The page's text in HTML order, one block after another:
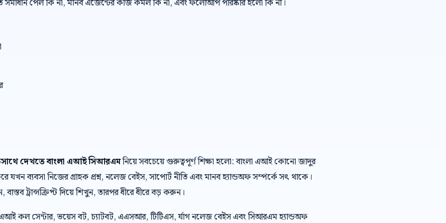
সমাধান পেল কি না, মানব এজেন্টের কাজ কমল কি না, এবং ফলোআপ পরিষ্কার হলো কি না।
দেখতে বাংলা এআই সিআরএমনিয়ে সবচেয়ে গুরুত্বপূর্ণ শিক্ষা হলো: বাংলা এআই কোনো জাদুর
ব্যবসা নিজের গ্রাহক প্রশ্ন, নলেজ বেইস, সাপোর্ট নীতি এবং মানব হ্যান্ডঅফ সম্পর্কে সৎ থাকে।
ট্রান্সক্রিপ্ট দিয়ে শিখুন, তারপর ধীরে ধীরে বড় করুন।
কল সেন্টার, ভয়েস বট, চ্যাটবট, এএসআর, টিটিএস, র্যাগ নলেজ বেইস এবং সিআরএম হ্যান্ডঅফ